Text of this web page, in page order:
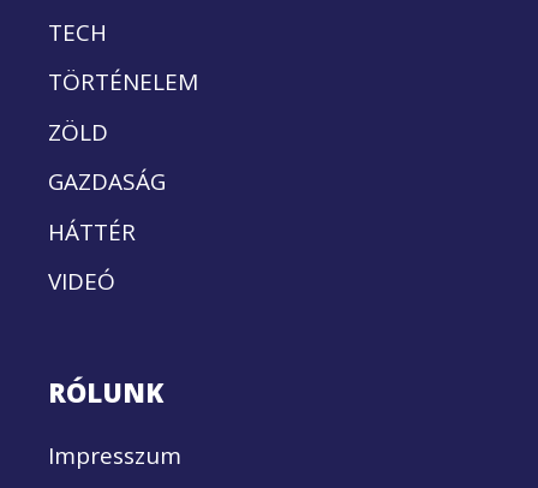
TECH
TÖRTÉNELEM
ZÖLD
GAZDASÁG
HÁTTÉR
VIDEÓ
RÓLUNK
Impresszum